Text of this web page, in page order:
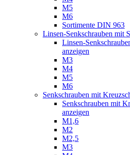
M5
M6
Sortimente DIN 963
Linsen-Senkschrauben mit
Linsen-
anzeigen
M3
M4
M5
M6
Senkschrauben mit
Senkschrauben mit
anzeigen
M1,6
M2
M2,5
M3